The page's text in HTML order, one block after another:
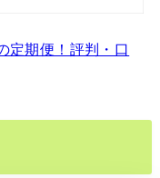
定期便！評判・口